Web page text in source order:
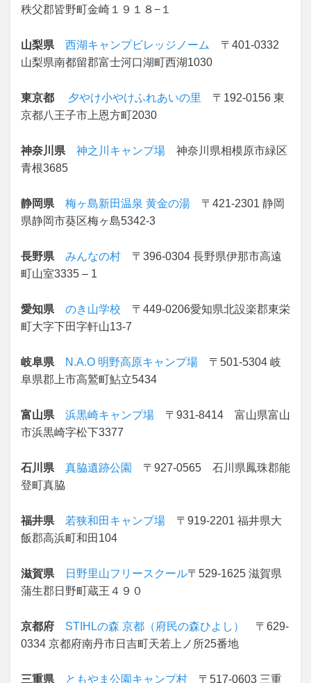
秩父郡皆野町金崎１９１８−１
山梨県 西湖キャンプビレッジノーム
〒401-0332
山梨県南都留郡富士河口湖町西湖1030
東京都 夕やけ小やけふれあいの里
〒192-0156 東
京都八王子市上恩方町2030
神奈川県 神之川キャンプ場 神奈川県相模原市緑区
青根3685
静岡県 梅ヶ島新田温泉 黄金の湯 〒421-2301 静岡
県静岡市葵区梅ヶ島5342-3
長野県 みんなの村 〒396-0304 長野県伊那市高遠
町山室3335 – 1
愛知県 のき山学校 〒449-0206愛知県北設楽郡東栄
町大字下田字軒山13-7
岐阜県 N.A.O 明野高原キャンプ場 〒501-5304 岐
阜県郡上市高鷲町鮎立5434
富山県 浜黒崎キャンプ場 〒931-8414 富山県富山
市浜黒崎字松下3377
石川県 真脇遺跡公園
〒927-0565 石川県鳳珠郡能
登町真脇
福井県 若狭和田キャンプ場 〒919-2201 福井県大
飯郡高浜町和田104
滋賀県 日野里山フリースクール〒529-1625 滋賀県
蒲生郡日野町蔵王４９０
京都府 STIHLの森 京都（府民の森ひよし）
〒629-
0334 京都府南丹市日吉町天若上ノ所25番地
三重県 ともやま公園キャンプ村 〒517-0603 三重